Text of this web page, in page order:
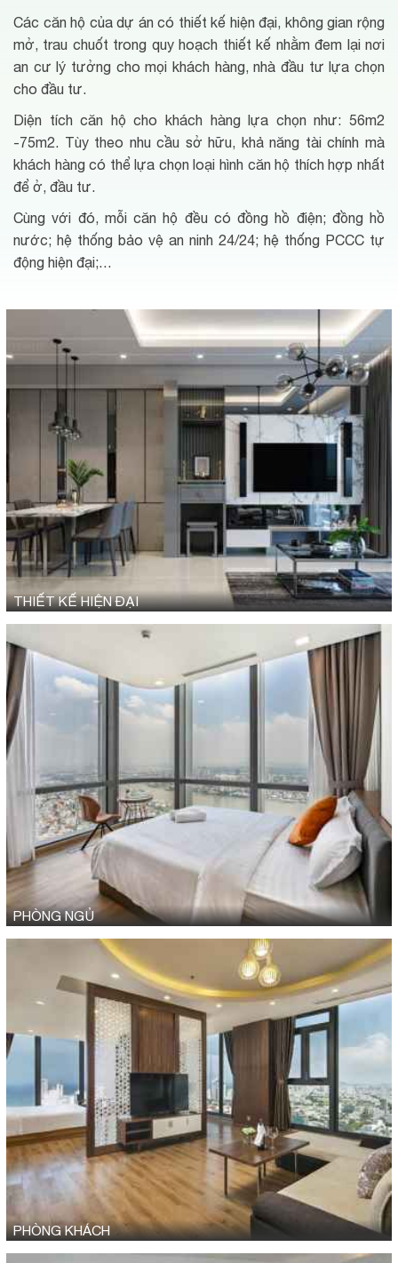
Các căn hộ của dự án có thiết kế hiện đại, không gian rộng
mở, trau chuốt trong quy hoạch thiết kế nhằm đem lại nơi
an cư lý tưởng cho mọi khách hàng, nhà đầu tư lựa chọn
cho đầu tư.
Diện tích căn hộ cho khách hàng lựa chọn như: 56m2
-75m2. Tùy theo nhu cầu sở hữu, khả năng tài chính mà
khách hàng có thể lựa chọn loại hình căn hộ thích hợp nhất
để ở, đầu tư.
Cùng với đó, mỗi căn hộ đều có đồng hồ điện; đồng hồ
nước; hệ thống bảo vệ an ninh 24/24; hệ thống PCCC tự
động hiện đại;…
THIẾT KẾ HIỆN ĐẠI
PHÒNG NGỦ
PHÒNG KHÁCH